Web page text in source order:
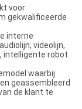
voor
gekwalificeerde
interne
videolijn,
intelligente robot
waarbij
geassembleerd
de klant te